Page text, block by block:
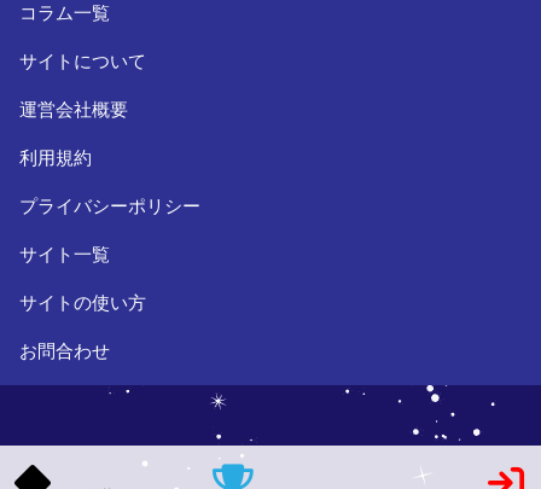
コラム一覧
サイトについて
運営会社概要
利用規約
プライバシーポリシー
サイト一覧
サイトの使い方
お問合わせ